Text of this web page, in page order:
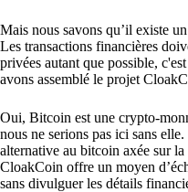
Mais nous savons qu’il existe
Les transactions financières
privées autant que possible,
avons assemblé le projet
Oui, Bitcoin est une crypto-
nous ne serions pas ici sans
alternative au bitcoin axée sur
CloakCoin offre un moyen
sans divulguer les détails